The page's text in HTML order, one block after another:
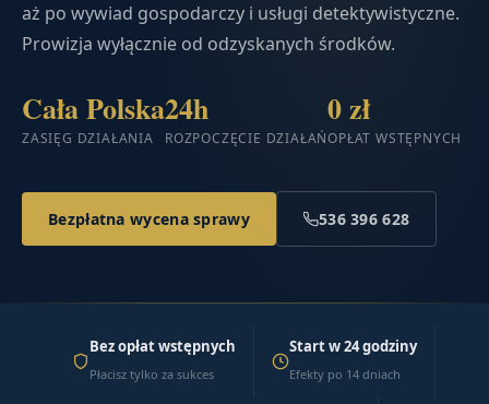
aż po wywiad gospodarczy i usługi detektywistyczne.
Prowizja wyłącznie od odzyskanych środków.
Cała Polska
ZASIĘG DZIAŁANIA
24h
ROZPOCZĘCIE DZIAŁAŃ
0 zł
OPŁAT WSTĘPNYCH
Bezpłatna wycena sprawy 536 396 628
Bez opłat wstępnych
Płacisz tylko za sukces
Start w 24 godziny
Efekty po 14 dniach